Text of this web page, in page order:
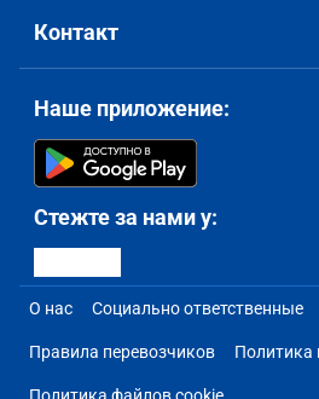
Контакт
Наше приложение:
Стежте за нами у:
О нас Социально ответственные
Правила перевозчиков Политика